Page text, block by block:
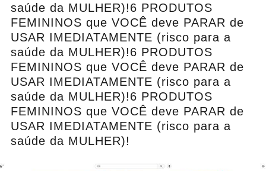
saúde da MULHER)!6 PRODUTOS
FEMININOS que VOCÊ deve PARAR de
USAR IMEDIATAMENTE (risco para a
saúde da MULHER)!6 PRODUTOS
FEMININOS que VOCÊ deve PARAR de
USAR IMEDIATAMENTE (risco para a
saúde da MULHER)!6 PRODUTOS
FEMININOS que VOCÊ deve PARAR de
USAR IMEDIATAMENTE (risco para a
saúde da MULHER)!